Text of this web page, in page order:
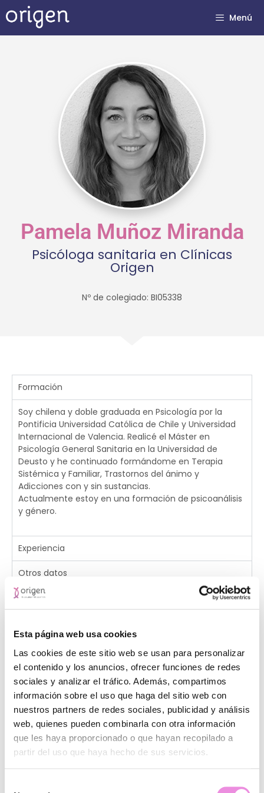
Esta página web usa cookies
Las cookies de este sitio web se usan para personalizar
el contenido y los anuncios, ofrecer funciones de redes
sociales y analizar el tráfico. Además, compartimos
información sobre el uso que haga del sitio web con
nuestros partners de redes sociales, publicidad y análisis
web, quienes pueden combinarla con otra información
que les haya proporcionado o que hayan recopilado a
partir del uso que haya hecho de sus servicios.
Menú
Pamela Muñoz Miranda
Psicóloga sanitaria en Clínicas
Origen
Nº de colegiado: BI05338
Formación
Soy chilena y doble graduada en Psicología por la
Pontificia Universidad Católica de Chile y Universidad
Internacional de Valencia. Realicé el Máster en
Psicología General Sanitaria en la Universidad de
Deusto y he continuado formándome en Terapia
Sistémica y Familiar, Trastornos del ánimo y
Adicciones con y sin sustancias.
Actualmente estoy en una formación de psicoanálisis
y género.
Experiencia
Otros datos
Clínicas donde trabaja